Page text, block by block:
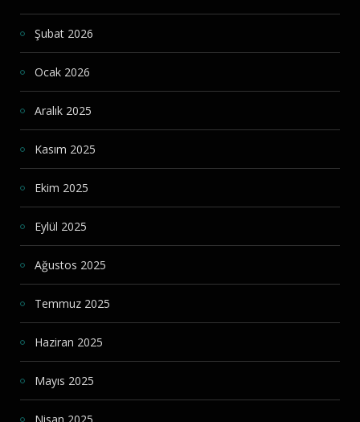
Şubat 2026
Ocak 2026
Aralık 2025
Kasım 2025
Ekim 2025
Eylül 2025
Ağustos 2025
Temmuz 2025
Haziran 2025
Mayıs 2025